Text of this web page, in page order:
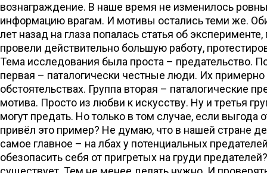
вознаграждение. В наше время не изменилось
информацию врагам. И мотивы остались теми же.
лет назад на глаза попалась статья об
провели действительно большую работу,
Тема исследования была проста – предательство.
первая – паталогически честные люди. Их примерно
обстоятельствах. Группа вторая – паталогические
мотива. Просто из любви к искусству. Ну и третья
могут предать. Но только в том случае, если выгода
привёл это пример? Не думаю, что в нашей стране
самое главное – на лбах у потенциальных
обезопасить себя от пригретых на груди